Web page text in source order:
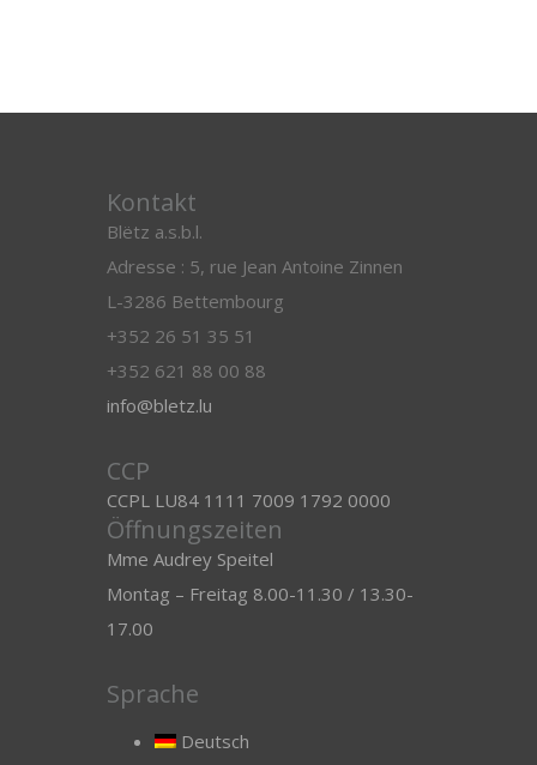
Kontakt
Blëtz a.s.b.l.
Adresse : 5, rue Jean Antoine Zinnen
L-3286 Bettembourg
+352 26 51 35 51
+352 621 88 00 88
info@bletz.lu
CCP
CCPL LU84 1111 7009 1792 0000
Öffnungszeiten
Mme Audrey Speitel
Montag – Freitag 8.00-11.30 / 13.30-
17.00
Sprache
Deutsch